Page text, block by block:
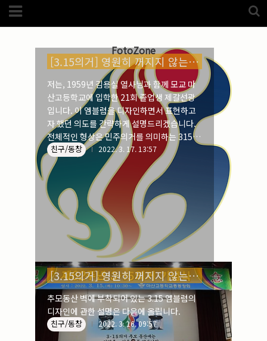
Category
(5989)
(1192)
(33)
뉴질랜드(18)
(20)
(75)
(52)
미국_캐나다(105)
(305)
스웨덴(8)
스페인 (193)
(170)
백두산(17)
(68)
포르투갈 (32)
(14)
(38)
크로즈업(1140)
실내_정물(170)
성당_성지(89)
故최규동(7)
(606)
(267)
FotoZone
[3.15의거] 영원히 꺼지지 않는 혼불_2
저는, 1959년 김용실 열사님과 함께 모교 마
산고등학교에 입학한 21회 졸업생 제갈선광
입니다. 이 엠블럼을 디자인하면서 표현하고
자 했던 의도를 간략하게 설명드리겠습니다.
전체적인 형상은 민주의거를 의미하는 315가
붉은 태양처럼 뜨겁게 빛나는 원을 불꽃처럼
감싸며 떠받들고 있는 모양새입니다. 상단의
붉은 원은, 62년 전 3월 15일 바로 오늘 민주
주의를 무너뜨리는 부정선거에 항거하기 위해
나섰다가 홀연히 순국하신 두 열사님의 영혼
을 영원히 꺼지지 않는 뜨거운 혼불로 표현하
였습니다. 그리고 315의 색을 각각 달리한 것
은 당시에 3학년이었던 김영준 열사님께서 가
슴에 달고 다니셨던 명찰의 바탕색이 바로 녹
색이었습니다. 그래서 숫자 3에 녹색을 입혔
습니다. 또 1학년 김용실 열사님께서 달았던
명찰의 색이 ..
친구/동창 2022. 3. 17. 13:57
[3.15의거] 영원히 꺼지지 않는 두 열사님의 혼불_1
추모동산 벽에 부착되어 있는 3.15 엠블럼의
디자인에 관한 설명은 다음에 올립니다.
친구/동창 2022. 3. 16. 09:57